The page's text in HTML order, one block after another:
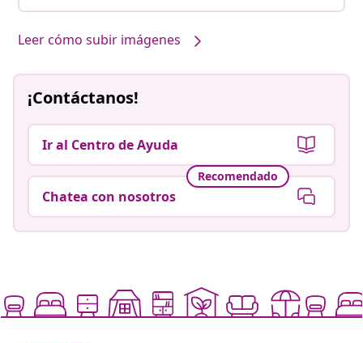
Leer cómo subir imágenes
¡Contáctanos!
Ir al Centro de Ayuda
Recomendado
Chatea con nosotros